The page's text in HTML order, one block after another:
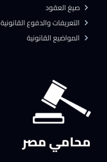
محامي مصر
صيغ العقود
التعريفات والدفوع القانونية
المواضيع القانونية